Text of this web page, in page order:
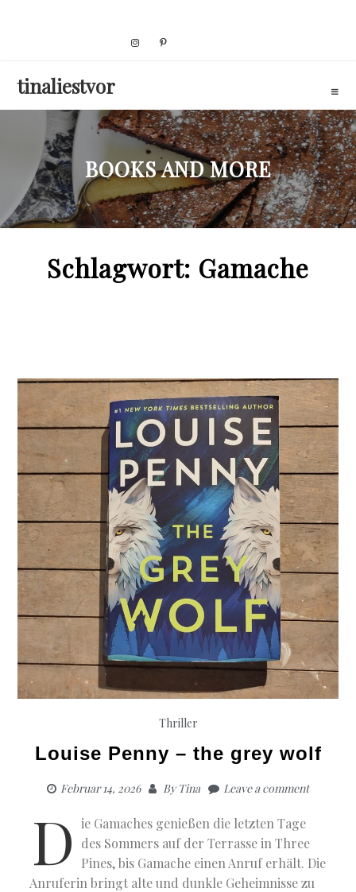
tinaliestvor
BOOKS AND MORE
Schlagwort: Gamache
Thriller
Louise Penny – the grey wolf
Februar 14, 2026 ByTina Leave a comment
D ie Gamaches genießen die letzten Tage
des Sommers auf der Terrasse in Three
Pines, bis Gamache einen Anruf erhält. Die
Anruferin bringt alte und dunkle Geheimnisse zu